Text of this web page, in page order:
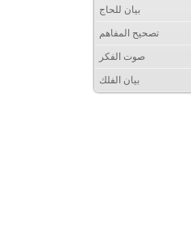
بيان للحاج
تصحيح المفاهم
صوت الفكر
بيان الفلك